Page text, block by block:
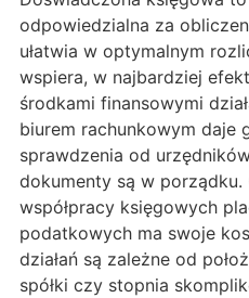
odpowiedzialna za
ułatwia w optymalnym
wspiera, w najbardziej
środkami finansowymi
biurem rachunkowym daje
sprawdzenia od
dokumenty są w
współpracy księgowych
podatkowych ma swoje
działań są zależne od
spółki czy stopnia